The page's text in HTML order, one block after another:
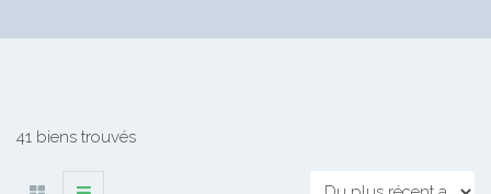
41 biens trouvés